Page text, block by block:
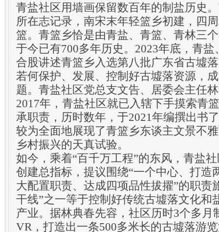
青盐社区用墙画保留数百年的制盐历史
所在志记录，南宋末年轻篮乡初建，四
篮。青篮乡恰是由青盐、青篮、青林三
于今已有700多年历史。2023年底，青
合股讲述青篮乡入选第八批广东省古墟
若何保护、发展、控制好古墟落资源，
题。青盐社区党总支文告、居委会主任
2017年，青盐社区就已入辖下手摸索青
承职责，历时数年，于2021年编撰出书
较为全面地展现了青篮乡东谈主文景不
乡村振兴的天真试验。
如今，乘着“百千万工程”的东风，青盐
创建总指标，提议围绕“一个中心、打造
大配置职责、达成四项品性拔擢”的职责
干线”之一等于控制好传统古墟落文化和
产业。据林典春先容，社区历时3个多月
VR，打造出一条500多米长的古墟落游